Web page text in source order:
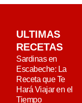
ULTIMAS
RECETAS
Sardinas en
Escabeche: La
Receta que Te
Hará Viajar en el
Tiempo